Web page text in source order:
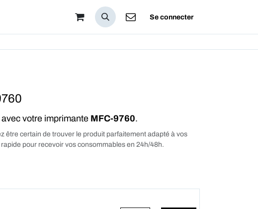
Se connecter
votre imprimante MFC-9760.
être certain de trouver le produit parfaitement adapté à vos
pour recevoir vos consommables en 24h/48h.